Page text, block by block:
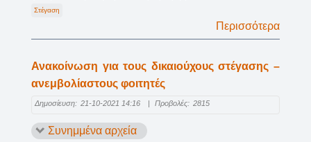
Στέγαση
Περισσότερα
Ανακοίνωση για τους δικαιούχους στέγασης –
ανεμβολίαστους φοιτητές
Δημοσίευση: 21-10-2021 14:16 | Προβολές: 2815
Συνημμένα αρχεία